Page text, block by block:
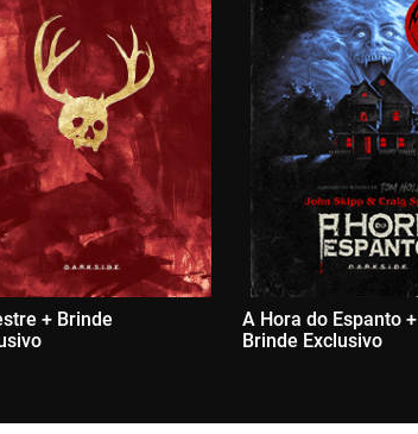
+ Brinde
A Hora do Espanto +
Brinde Exclusivo